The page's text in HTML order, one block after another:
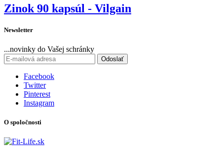
Zinok 90 kapsúl - Vilgain
Newsletter
...novinky do Vašej schránky
Odoslať
Facebook
Twitter
Pinterest
Instagram
O spoločnosti